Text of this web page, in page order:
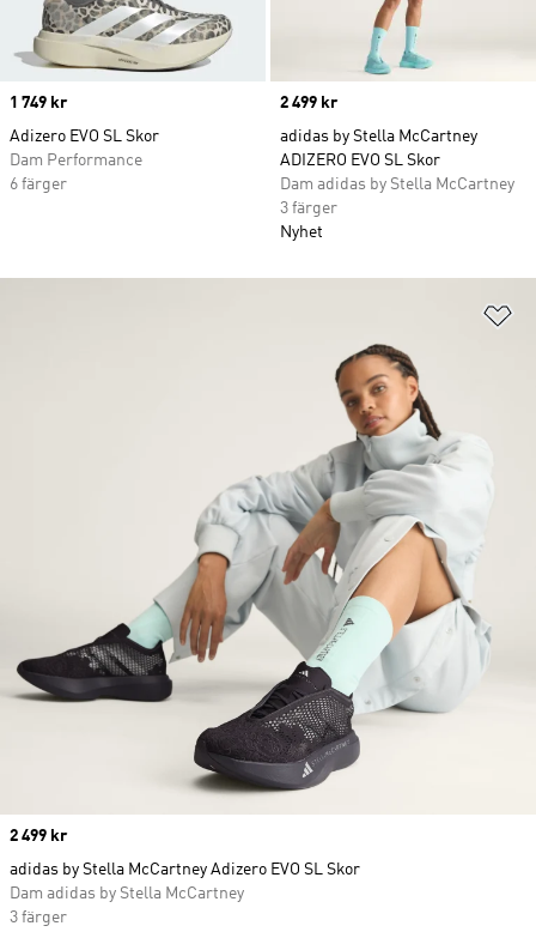
Price
1 749 kr
Adizero EVO SL Skor
Dam Performance
6 färger
Price
2 499 kr
adidas by Stella McCartney
ADIZERO EVO SL Skor
Dam adidas by Stella McCartney
3 färger
Nyhet
Price
2 499 kr
adidas by Stella McCartney Adizero EVO SL Skor
Dam adidas by Stella McCartney
3 färger